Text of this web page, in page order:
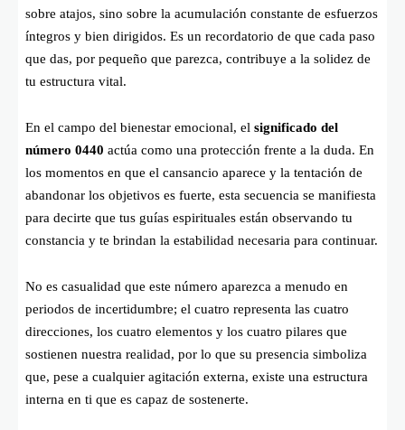
sobre atajos, sino sobre la acumulación constante de esfuerzos
íntegros y bien dirigidos. Es un recordatorio de que cada paso
que das, por pequeño que parezca, contribuye a la solidez de
tu estructura vital.
En el campo del bienestar emocional, el significado del
número 0440 actúa como una protección frente a la duda. En
los momentos en que el cansancio aparece y la tentación de
abandonar los objetivos es fuerte, esta secuencia se manifiesta
para decirte que tus guías espirituales están observando tu
constancia y te brindan la estabilidad necesaria para continuar.
No es casualidad que este número aparezca a menudo en
periodos de incertidumbre; el cuatro representa las cuatro
direcciones, los cuatro elementos y los cuatro pilares que
sostienen nuestra realidad, por lo que su presencia simboliza
que, pese a cualquier agitación externa, existe una estructura
interna en ti que es capaz de sostenerte.